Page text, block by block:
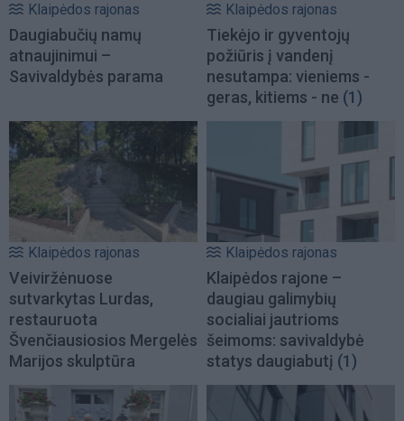
Klaipėdos rajonas
Daugiabučių namų
atnaujinimui –
Savivaldybės parama
Klaipėdos rajonas
Tiekėjo ir gyventojų
požiūris į vandenį
nesutampa: vieniems -
geras, kitiems - ne (1)
Klaipėdos rajonas
Veiviržėnuose
sutvarkytas Lurdas,
restauruota
Švenčiausiosios Mergelės
Marijos skulptūra
Klaipėdos rajonas
Klaipėdos rajone –
daugiau galimybių
socialiai jautrioms
šeimoms: savivaldybė
statys daugiabutį (1)